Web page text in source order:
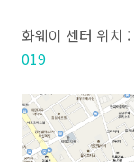
화웨이 센터 위치 :
019